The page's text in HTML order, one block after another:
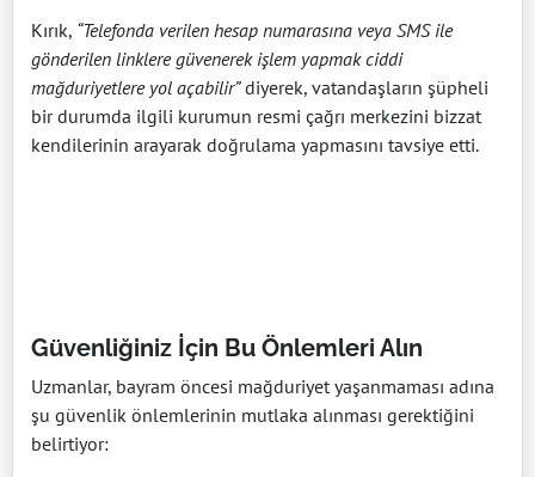
Kırık, “Telefonda verilen hesap numarasına veya SMS ile
gönderilen linklere güvenerek işlem yapmak ciddi
mağduriyetlere yol açabilir”diyerek, vatandaşların şüpheli
bir durumda ilgili kurumun resmi çağrı merkezini bizzat
kendilerinin arayarak doğrulama yapmasını tavsiye etti.
Güvenliğiniz İçin Bu Önlemleri Alın
Uzmanlar, bayram öncesi mağduriyet yaşanmaması adına
şu güvenlik önlemlerinin mutlaka alınması gerektiğini
belirtiyor: